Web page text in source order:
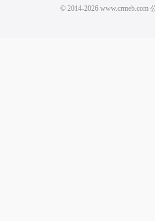
© 2014-2026